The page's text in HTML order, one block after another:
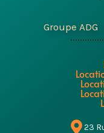
Groupe ADG
23